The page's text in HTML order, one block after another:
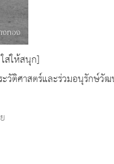
ส่ให้สนุก]
ติศาสตร์และร่วมอนุรักษ์วั